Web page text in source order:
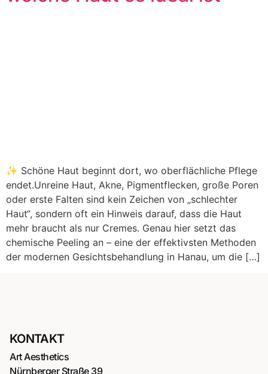
✨ Schöne Haut beginnt dort, wo oberflächliche Pflege
endet.Unreine Haut, Akne, Pigmentflecken, große Poren
oder erste Falten sind kein Zeichen von „schlechter
Haut“, sondern oft ein Hinweis darauf, dass die Haut
mehr braucht als nur Cremes. Genau hier setzt das
chemische Peeling an – eine der effektivsten Methoden
der modernen Gesichtsbehandlung in Hanau, um die […]
KONTAKT
Art Aesthetics
Nürnberger Straße 39